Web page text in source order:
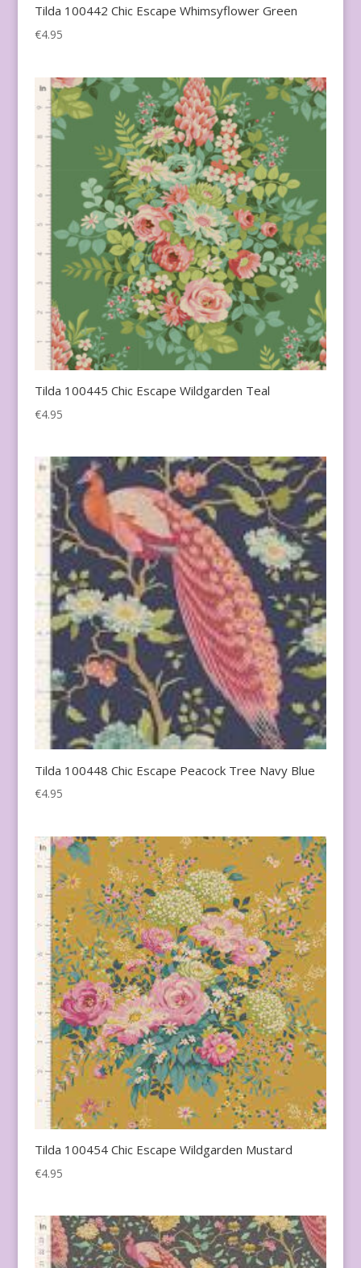
Tilda 100442 Chic Escape Whimsyflower Green
€4.95
Tilda 100445 Chic Escape Wildgarden Teal
€4.95
Tilda 100448 Chic Escape Peacock Tree Navy Blue
€4.95
Tilda 100454 Chic Escape Wildgarden Mustard
€4.95